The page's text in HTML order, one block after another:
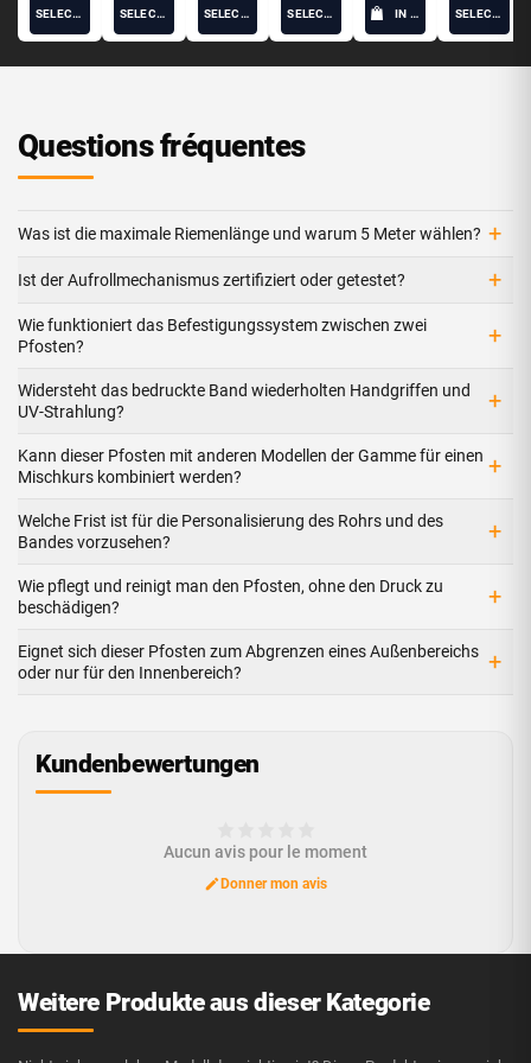
SELECT OPTIONS SELECT OPTIONS SELECT OPTIONS SELECT OPTIONS IN DEN WARENKORB SELECT OPTIONS
Questions fréquentes
Was ist die maximale Riemenlänge und warum 5 Meter wählen? +
Ist der Aufrollmechanismus zertifiziert oder getestet? +
Wie funktioniert das Befestigungssystem zwischen zwei
Pfosten?
+
Widersteht das bedruckte Band wiederholten Handgriffen und
UV-Strahlung?
+
Kann dieser Pfosten mit anderen Modellen der Gamme für einen
Mischkurs kombiniert werden?
+
Welche Frist ist für die Personalisierung des Rohrs und des
Bandes vorzusehen?
+
Wie pflegt und reinigt man den Pfosten, ohne den Druck zu
beschädigen?
+
Eignet sich dieser Pfosten zum Abgrenzen eines Außenbereichs
oder nur für den Innenbereich?
+
Kundenbewertungen
Aucun avis pour le moment
Donner mon avis
Weitere Produkte aus dieser Kategorie